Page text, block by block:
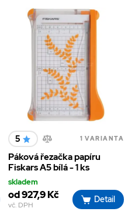
5 1 VARIANTA
Páková řezačka papíru
Fiskars A5 bílá - 1 ks
skladem
od 927,9 Kč
vč. DPH
Detail